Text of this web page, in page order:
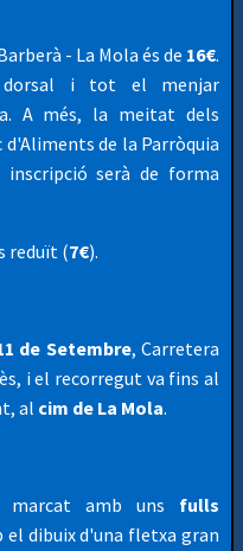
- La Mola és de 16€.
dorsal i tot el menjar
A més, la meitat dels
de la Parròquia
inscripció serà de forma
reduït (7€).
de Setembre, Carretera
i el recorregut va fins al
al cim de La Mola.
marcat amb uns fulls
el dibuix d'una fletxa gran